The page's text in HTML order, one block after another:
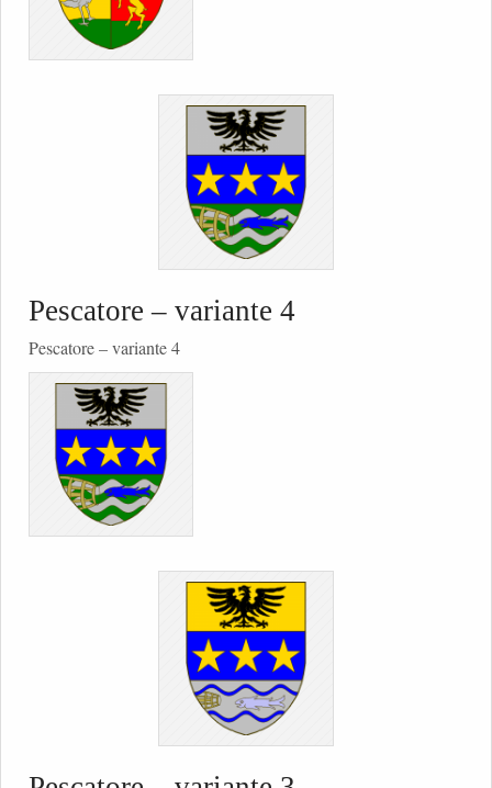
Pescatore – variante 4
Pescatore – variante 4